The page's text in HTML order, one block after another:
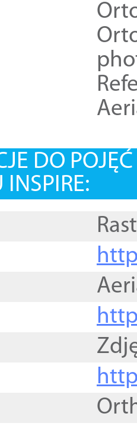
DO
INSPIRE: